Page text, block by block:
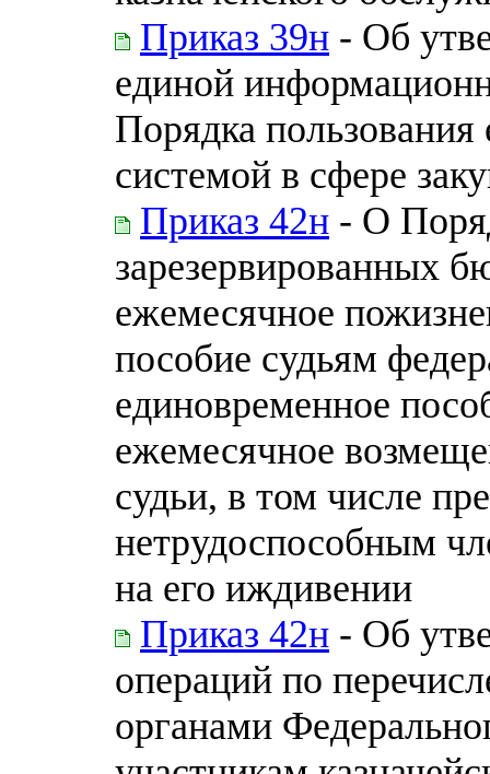
Приказ 39н - Об
единой
Порядка
системой в сфере
Приказ 42н - О
зарезервированных
ежемесячное
пособие судьям
единовременное
ежемесячное
судьи, в том числе
нетрудоспособным
на его иждивении
Приказ 42н - Об
операций по
органами